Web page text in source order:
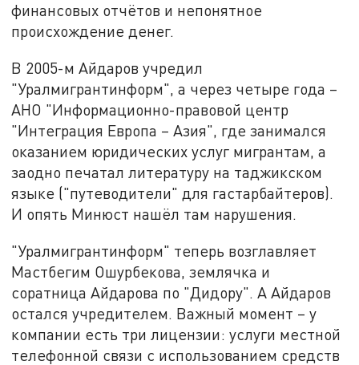
финансовых отчётов и непонятное
происхождение денег.
В 2005-м Айдаров учредил
"Уралмигрантинформ", а через четыре года –
АНО "Информационно-правовой центр
"Интеграция Европа – Азия", где занимался
оказанием юридических услуг мигрантам, а
заодно печатал литературу на таджикском
языке ("путеводители" для гастарбайтеров).
И опять Минюст нашёл там нарушения.
"Уралмигрантинформ" теперь возглавляет
Мастбегим Ошурбекова, землячка и
соратница Айдарова по "Дидору". А Айдаров
остался учредителем. Важный момент – у
компании есть три лицензии: услуги местной
телефонной связи с использованием средств